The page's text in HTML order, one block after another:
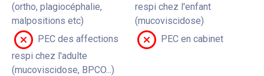
(ortho, plagiocéphalie,
malpositions etc)
respi chez l'enfant
(mucoviscidose)
PEC des affections
respi chez l'adulte
(mucoviscidose, BPCO...)
PEC en cabinet